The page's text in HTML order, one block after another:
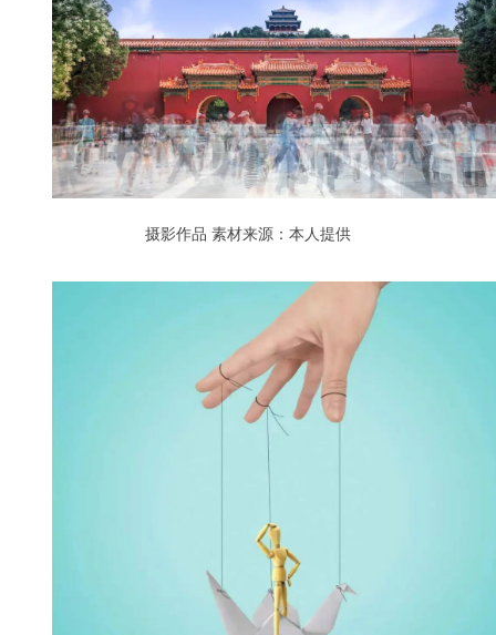
摄影作品 素材来源：本人提供